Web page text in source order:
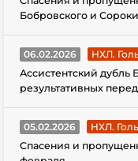
Бобровского и
06.02.2026
НХЛ.
Ассистентский
результативных
05.02.2026
НХЛ.
Спасения и